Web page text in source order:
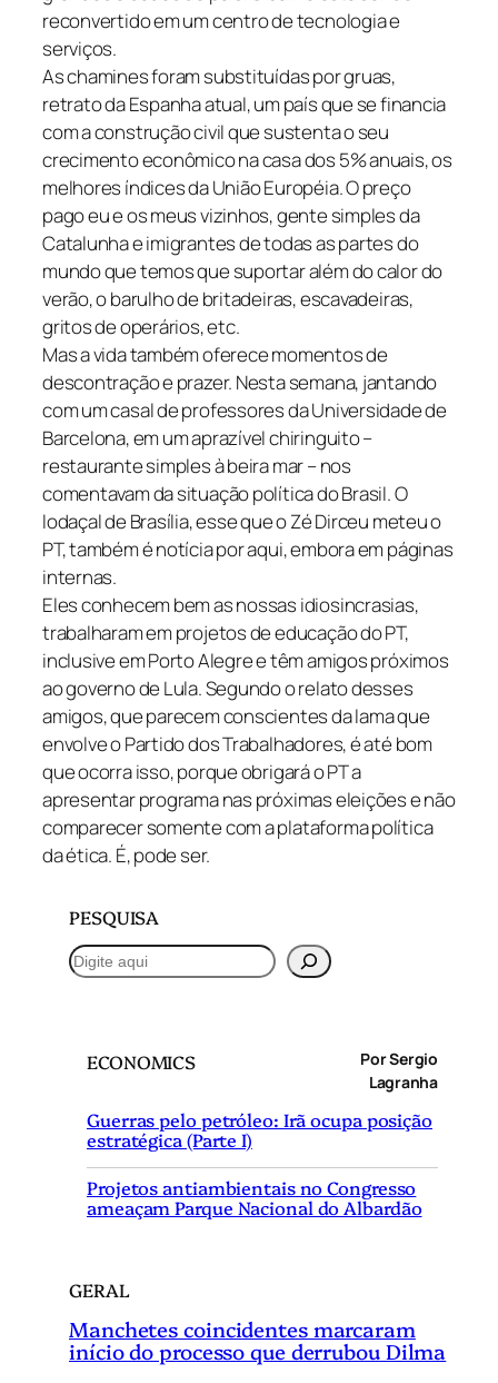
reconvertido em um centro de tecnologia e
serviços.
As chamines foram substituídas por gruas,
retrato da Espanha atual, um país que se financia
com a construção civil que sustenta o seu
crecimento econômico na casa dos 5% anuais, os
melhores índices da União Européia. O preço
pago eu e os meus vizinhos, gente simples da
Catalunha e imigrantes de todas as partes do
mundo que temos que suportar além do calor do
verão, o barulho de britadeiras, escavadeiras,
gritos de operários, etc.
Mas a vida também oferece momentos de
descontração e prazer. Nesta semana, jantando
com um casal de professores da Universidade de
Barcelona, em um aprazível chiringuito –
restaurante simples à beira mar – nos
comentavam da situação política do Brasil. O
lodaçal de Brasília, esse que o Zé Dirceu meteu o
PT, também é notícia por aqui, embora em páginas
internas.
Eles conhecem bem as nossas idiosincrasias,
trabalharam em projetos de educação do PT,
inclusive em Porto Alegre e têm amigos próximos
ao governo de Lula. Segundo o relato desses
amigos, que parecem conscientes da lama que
envolve o Partido dos Trabalhadores, é até bom
que ocorra isso, porque obrigará o PT a
apresentar programa nas próximas eleições e não
comparecer somente com a plataforma política
da ética. É, pode ser.
PESQUISA
P
e
ECONOMICS
Por Sergio
Lagranha
Guerras pelo petróleo: Irã ocupa posição
estratégica (Parte I)
Projetos antiambientais no Congresso
ameaçam Parque Nacional do Albardão
GERAL
Manchetes coincidentes marcaram
início do processo que derrubou Dilma